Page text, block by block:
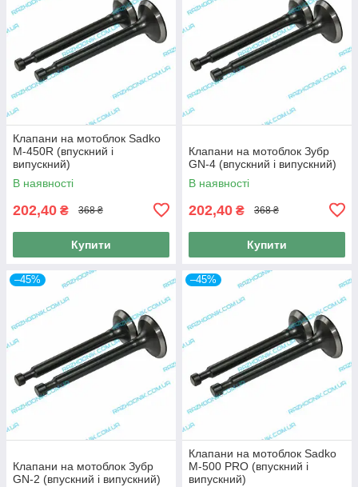
Клапани на мотоблок Sadko
M-450R (впускний і
випускний)
В наявності
202,40 ₴ 368 ₴
Купити
Клапани на мотоблок Зубр
GN-4 (впускний і випускний)
В наявності
202,40 ₴ 368 ₴
Купити
–45%
Клапани на мотоблок Зубр
GN-2 (впускний і випускний)
–45%
Клапани на мотоблок Sadko
M-500 PRO (впускний і
випускний)